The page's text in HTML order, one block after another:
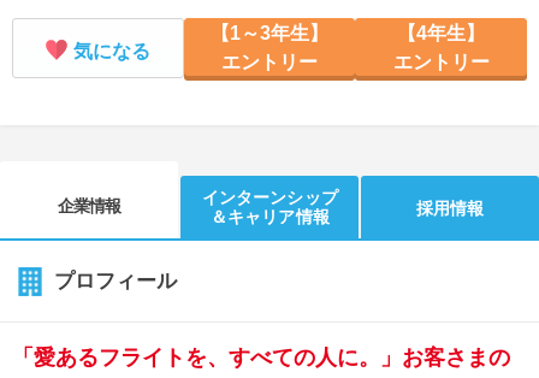
気になる
【1～3年生】
エントリー
【4年生】
エントリー
企業情報
インターンシップ
＆キャリア情報
採用情報
プロフィール
「愛あるフライトを、すべての人に。」お客さまの